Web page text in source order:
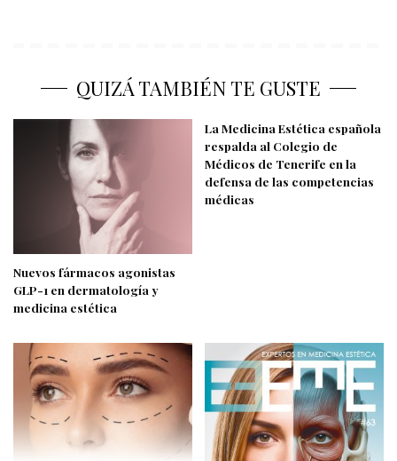
QUIZÁ TAMBIÉN TE GUSTE
Nuevos fármacos agonistas
GLP-1 en dermatología y
medicina estética
La Medicina Estética española
respalda al Colegio de
Médicos de Tenerife en la
defensa de las competencias
médicas